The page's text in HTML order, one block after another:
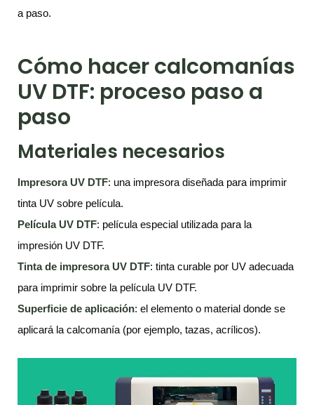
a paso.
Cómo hacer calcomanías
UV DTF: proceso paso a
paso
Materiales necesarios
Impresora UV DTF: una impresora diseñada para imprimir
tinta UV sobre película.
Película UV DTF: película especial utilizada para la
impresión UV DTF.
Tinta de impresora UV DTF: tinta curable por UV adecuada
para imprimir sobre la película UV DTF.
Superficie de aplicación: el elemento o material donde se
aplicará la calcomanía (por ejemplo, tazas, acrílicos).